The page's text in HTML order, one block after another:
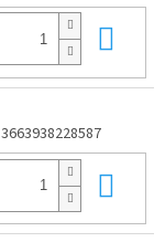
3663938228587